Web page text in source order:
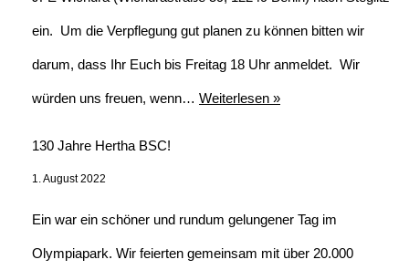
ein. Um die Verpflegung gut planen zu können bitten wir
darum, dass Ihr Euch bis Freitag 18 Uhr anmeldet. Wir
würden uns freuen, wenn… Weiterlesen »
130 Jahre Hertha BSC!
1. August 2022
Ein war ein schöner und rundum gelungener Tag im
Olympiapark. Wir feierten gemeinsam mit über 20.000